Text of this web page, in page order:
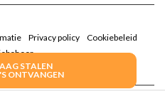
STALEN
ONTVANGEN
Privacy policy
Cookiebeleid